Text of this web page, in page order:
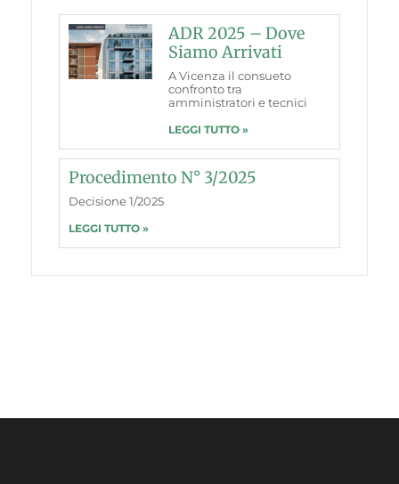
ADR 2025 – Dove
Siamo Arrivati
A Vicenza il consueto
confronto tra
amministratori e tecnici
LEGGI TUTTO »
Procedimento N° 3/2025
Decisione 1/2025
LEGGI TUTTO »